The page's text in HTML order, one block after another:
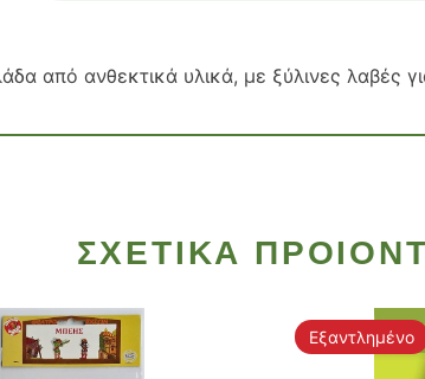
από ανθεκτικά υλικά, με ξύλινες λαβές
ΣΧΕΤΙΚΑ
Εξαντλημένο